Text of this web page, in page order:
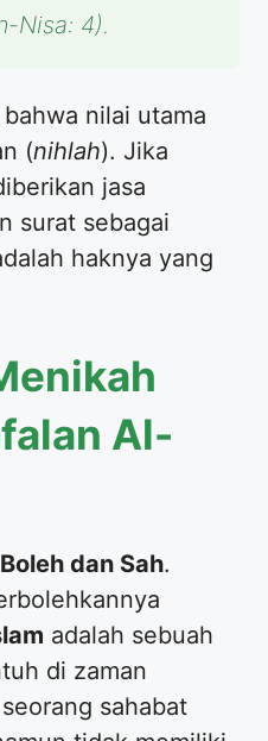
Nisa: 4).
nilai utama
(nihlah). Jika
jasa
surat sebagai
haknya yang
Al-
Boleh dan Sah.
adalah sebuah
di zaman
sahabat